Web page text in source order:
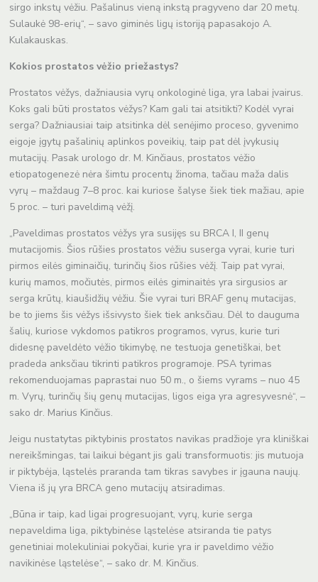
sirgo inkstų vėžiu. Pašalinus vieną inkstą pragyveno dar 20 metų.
Sulaukė 98-erių“, – savo giminės ligų istoriją papasakojo A.
Kulakauskas.
Kokios prostatos vėžio priežastys?
Prostatos vėžys, dažniausia vyrų onkologinė liga, yra labai įvairus.
Koks gali būti prostatos vėžys? Kam gali tai atsitikti? Kodėl vyrai
serga? Dažniausiai taip atsitinka dėl senėjimo proceso, gyvenimo
eigoje įgytų pašalinių aplinkos poveikių, taip pat dėl įvykusių
mutacijų. Pasak urologo dr. M. Kinčiaus, prostatos vėžio
etiopatogenezė nėra šimtu procentų žinoma, tačiau maža dalis
vyrų – maždaug 7–8 proc. kai kuriose šalyse šiek tiek mažiau, apie
5 proc. – turi paveldimą vėžį.
„Paveldimas prostatos vėžys yra susijęs su BRCA I, II genų
mutacijomis. Šios rūšies prostatos vėžiu suserga vyrai, kurie turi
pirmos eilės giminaičių, turinčių šios rūšies vėžį. Taip pat vyrai,
kurių mamos, močiutės, pirmos eilės giminaitės yra sirgusios ar
serga krūtų, kiaušidžių vėžiu. Šie vyrai turi BRAF genų mutacijas,
be to jiems šis vėžys išsivysto šiek tiek anksčiau. Dėl to dauguma
šalių, kuriose vykdomos patikros programos, vyrus, kurie turi
didesnę paveldėto vėžio tikimybę, ne testuoja genetiškai, bet
pradeda anksčiau tikrinti patikros programoje. PSA tyrimas
rekomenduojamas paprastai nuo 50 m., o šiems vyrams – nuo 45
m. Vyrų, turinčių šių genų mutacijas, ligos eiga yra agresyvesnė“, –
sako dr. Marius Kinčius.
Jeigu nustatytas piktybinis prostatos navikas pradžioje yra kliniškai
nereikšmingas, tai laikui bėgant jis gali transformuotis: jis mutuoja
ir piktybėja, ląstelės praranda tam tikras savybes ir įgauna naujų.
Viena iš jų yra BRCA geno mutacijų atsiradimas.
„Būna ir taip, kad ligai progresuojant, vyrų, kurie serga
nepaveldima liga, piktybinėse ląstelėse atsiranda tie patys
genetiniai molekuliniai pokyčiai, kurie yra ir paveldimo vėžio
navikinėse ląstelėse“, – sako dr. M. Kinčius.